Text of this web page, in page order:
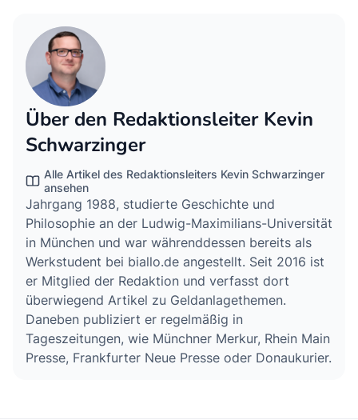
Über den Redaktionsleiter Kevin
Schwarzinger
Alle Artikel des Redaktionsleiters Kevin Schwarzinger
ansehen
Jahrgang 1988, studierte Geschichte und
Philosophie an der Ludwig-Maximilians-Universität
in München und war währenddessen bereits als
Werkstudent bei biallo.de angestellt. Seit 2016 ist
er Mitglied der Redaktion und verfasst dort
überwiegend Artikel zu Geldanlagethemen.
Daneben publiziert er regelmäßig in
Tageszeitungen, wie Münchner Merkur, Rhein Main
Presse, Frankfurter Neue Presse oder Donaukurier.